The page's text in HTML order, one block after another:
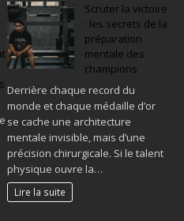
Scruter la victoire
: les secrets de la
préparation
mentale des
champions
Derrière chaque record du
monde et chaque médaille d’or
se cache une architecture
mentale invisible, mais d’une
précision chirurgicale. Si le talent
physique ouvre la…
Lire la suite